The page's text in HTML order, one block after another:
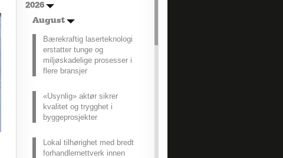
noe som skaper optimisme på
tvers av ulike sektorer.
Byggebransjen er spesielt godt
posisjonert til å dra nytte av denne
økonomiske oppgangen.
2026
August
Bærekraftig laserteknologi
erstatter tunge og
miljøskadelige prosesser i
flere bransjer
«Usynlig» aktør sikrer
kvalitet og trygghet i
byggeprosjekter
Lokal tilhørighet med bredt
forhandlernettverk innen